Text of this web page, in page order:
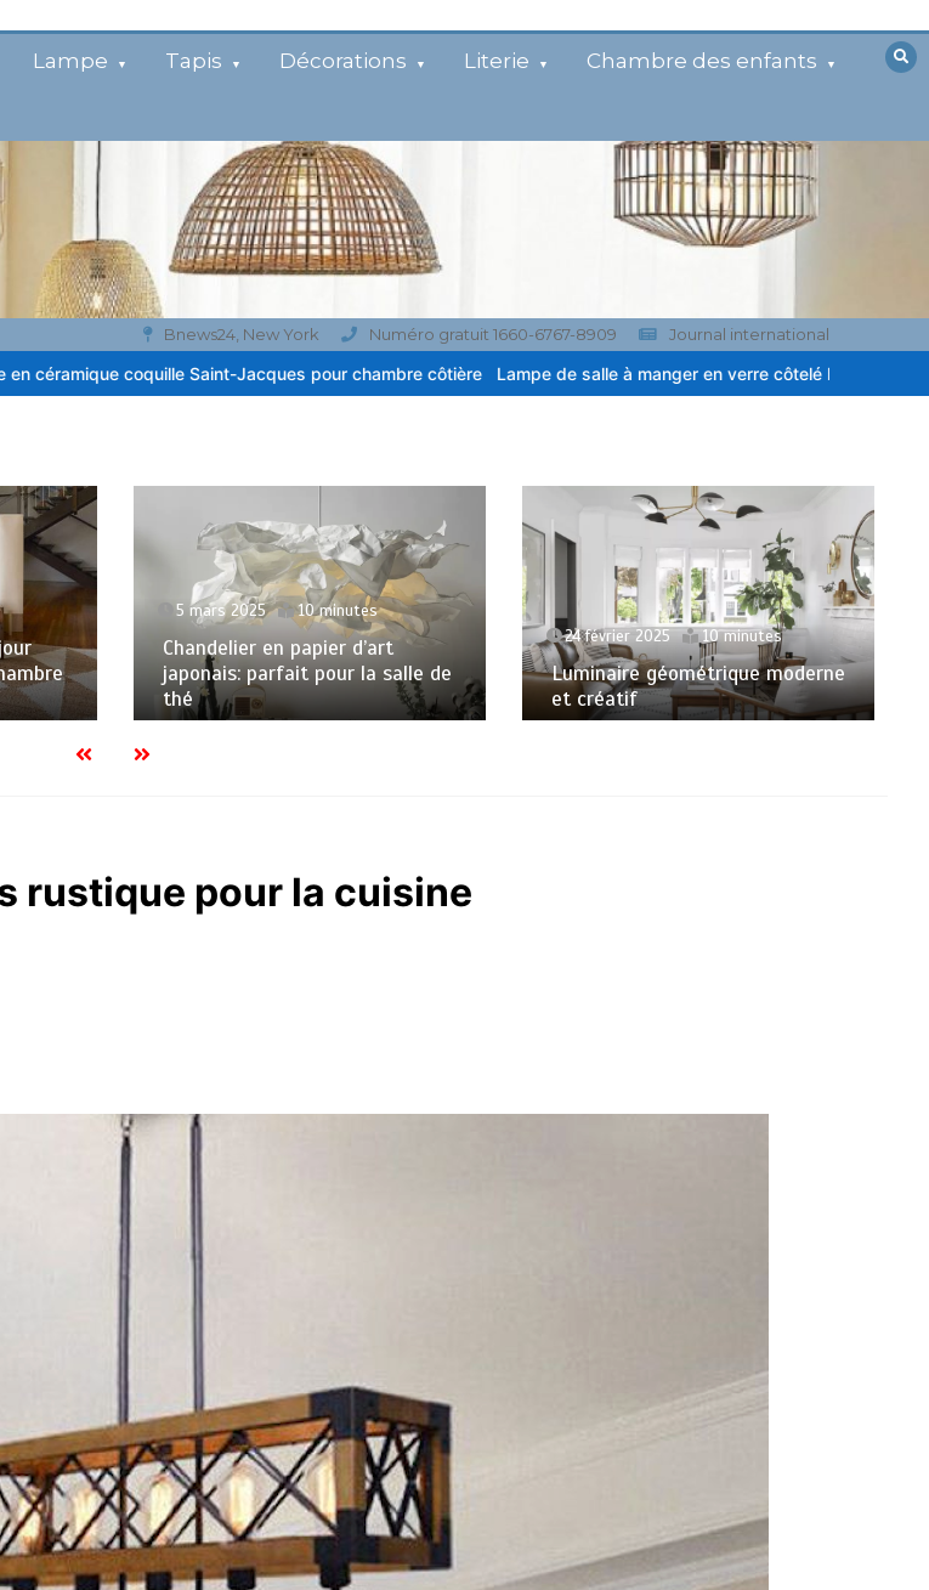
Lampe Tapis Décorations Literie Chambre des enfants
Bnews24, New York Numéro gratuit 1660-6767-8909 Journal international
Saint-Jacques pour chambre côtière Lampe de salle à manger en verre côtelé blanc chaud pour balcon
5 mars 2025 10 minutes
Chandelier en papier d’art
japonais: parfait pour la salle de
thé
24 février 2025 10 minutes
Luminaire géométrique moderne
et créatif
rustique pour la cuisine